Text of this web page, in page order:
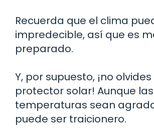
Recuerda que el clima
impredecible, así que es
preparado.
Y, por supuesto, ¡no
protector solar! Aunque las
temperaturas sean
puede ser traicionero.